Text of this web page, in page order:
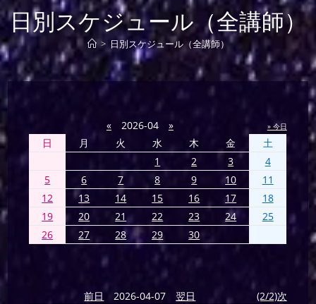
日別スケジュール（全講師）
> 日別スケジュール（全講師）
« 2026-04 » » 今日
日 月 火 水 木 金
土
1
2 3
4
5
6 7 8 9 10
11
12
13 14 15 16 17
18
19
20 21 22 23 24
25
26
27 28 29 30
前日 2026-04-07 翌日 (2/2)次